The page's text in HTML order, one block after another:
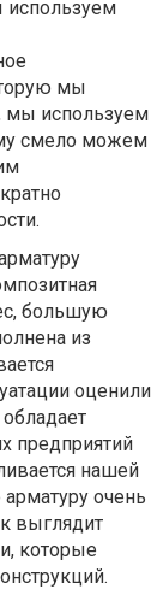
мы
мы используем
смело можем
большую
из
оценили
предприятий
нашей
очень
выглядит
которые